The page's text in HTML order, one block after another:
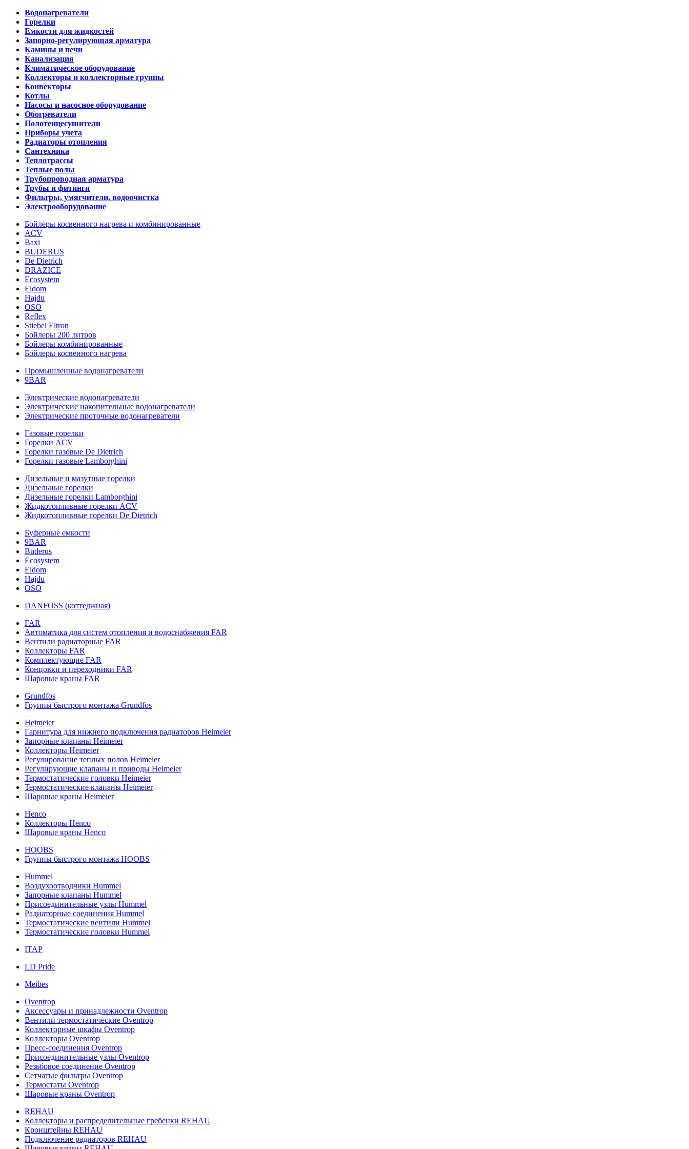
Водонагреватели
Горелки
Емкости для жидкостей
Запорно-регулирующая арматура
Камины и печи
Канализация
Климатическое оборудование
Коллекторы и коллекторные группы
Конвекторы
Котлы
Насосы и насосное оборудование
Обогреватели
Полотенцесушители
Приборы учета
Радиаторы отопления
Сантехника
Теплотрассы
Теплые полы
Трубопроводная арматура
Трубы и фитинги
Фильтры, умягчители, водоочистка
Электрооборудование
Бойлеры косвенного нагрева и комбинированные
ACV
Baxi
BUDERUS
De Dietrich
DRAZICE
Ecosystem
Eldom
Hajdu
OSO
Reflex
Stiebel Eltron
Бойлеры 200 литров
Бойлеры комбинированные
Бойлеры косвенного нагрева
Промышленные водонагреватели
9BAR
Электрические водонагреватели
Электрические накопительные водонагреватели
Электрические проточные водонагреватели
Газовые горелки
Горелки ACV
Горелки газовые De Dietrich
Горелки газовые Lamborghini
Дизельные и мазутные горелки
Дизельные горелки
Дизельные горелки Lamborghini
Жидкотопливные горелки ACV
Жидкотопливные горелки De Dietrich
Буферные емкости
9BAR
Buderus
Ecosystem
Eldom
Hajdu
OSO
DANFOSS (коттеджная)
FAR
Автоматика для систем отопления и водоснабжения FAR
Вентили радиаторные FAR
Коллекторы FAR
Комплектующие FAR
Концовки и переходники FAR
Шаровые краны FAR
Grundfos
Группы быстрого монтажа Grundfos
Heimeier
Гарнитура для нижнего подключения радиаторов Heimeier
Запорные клапаны Heimeier
Коллекторы Heimeier
Регулирование теплых полов Heimeier
Регулирующие клапаны и приводы Heimeier
Термостатические головки Heimeier
Термостатические клапаны Heimeier
Шаровые краны Heimeier
Henco
Коллекторы Henco
Шаровые краны Henco
HOOBS
Группы быстрого монтажа HOOBS
Hummel
Воздухоотводчики Hummel
Запорные клапаны Hummel
Присоединительные узлы Hummel
Радиаторные соединения Hummel
Термостатические вентили Hummel
Термостатические головки Hummel
ITAP
LD Pride
Meibes
Oventrop
Аксессуары и принадлежности Oventrop
Вентили термостатические Oventrop
Коллекторные шкафы Oventrop
Коллекторы Oventrop
Пресс-соединения Oventrop
Присоединительные узлы Oventrop
Резьбовое соединение Oventrop
Сетчатые фильтры Oventrop
Термостаты Oventrop
Шаровые краны Oventrop
REHAU
Коллекторы и распределительные гребенки REHAU
Кронштейны REHAU
Подключение радиаторов REHAU